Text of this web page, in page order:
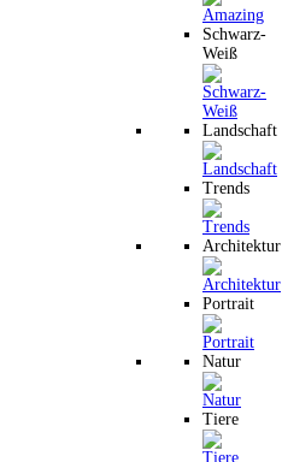
Schwarz-
Weiß
Landschaft
Trends
Architektur
Portrait
Natur
Tiere